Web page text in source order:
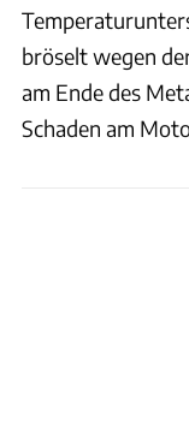
bröselt wegen
am Ende des
Schaden am